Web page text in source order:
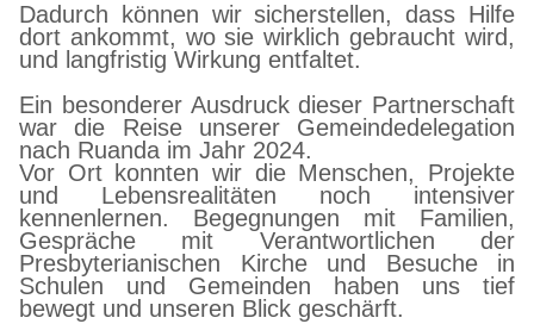
Dadurch können wir sicherstellen, dass Hilfe
dort ankommt, wo sie wirklich gebraucht wird,
und langfristig Wirkung entfaltet.
Ein besonderer Ausdruck dieser Partnerschaft
war die Reise unserer Gemeindedelegation
nach Ruanda im Jahr 2024.
Vor Ort konnten wir die Menschen, Projekte
und Lebensrealitäten noch intensiver
kennenlernen. Begegnungen mit Familien,
Gespräche mit Verantwortlichen der
Presbyterianischen Kirche und Besuche in
Schulen und Gemeinden haben uns tief
bewegt und unseren Blick geschärft.